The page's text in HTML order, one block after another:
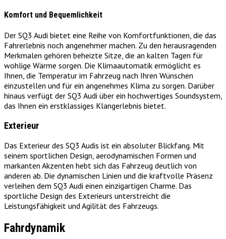
Komfort und Bequemlichkeit
Der SQ3 Audi bietet eine Reihe von Komfortfunktionen, die das
Fahrerlebnis noch angenehmer machen. Zu den herausragenden
Merkmalen gehören beheizte Sitze, die an kalten Tagen für
wohlige Wärme sorgen. Die Klimaautomatik ermöglicht es
Ihnen, die Temperatur im Fahrzeug nach Ihren Wünschen
einzustellen und für ein angenehmes Klima zu sorgen. Darüber
hinaus verfügt der SQ3 Audi über ein hochwertiges Soundsystem,
das Ihnen ein erstklassiges Klangerlebnis bietet.
Exterieur
Das Exterieur des SQ3 Audis ist ein absoluter Blickfang. Mit
seinem sportlichen Design, aerodynamischen Formen und
markanten Akzenten hebt sich das Fahrzeug deutlich von
anderen ab. Die dynamischen Linien und die kraftvolle Präsenz
verleihen dem SQ3 Audi einen einzigartigen Charme. Das
sportliche Design des Exterieurs unterstreicht die
Leistungsfähigkeit und Agilität des Fahrzeugs.
Fahrdynamik